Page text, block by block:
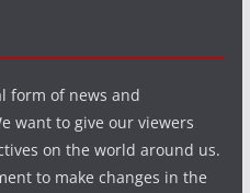
form of news and
want to give our viewers
on the world around us.
to make changes in the